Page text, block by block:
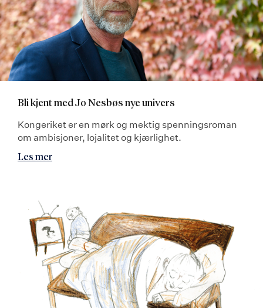
Bli kjent med Jo Nesbøs nye univers
Kongeriket er en mørk og mektig spenningsroman
om ambisjoner, lojalitet og kjærlighet.
Les mer